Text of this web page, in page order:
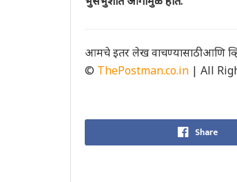
आमचे इतर लेख वाचण्यासाठी आणि
© ThePostman.co.in | All
Share